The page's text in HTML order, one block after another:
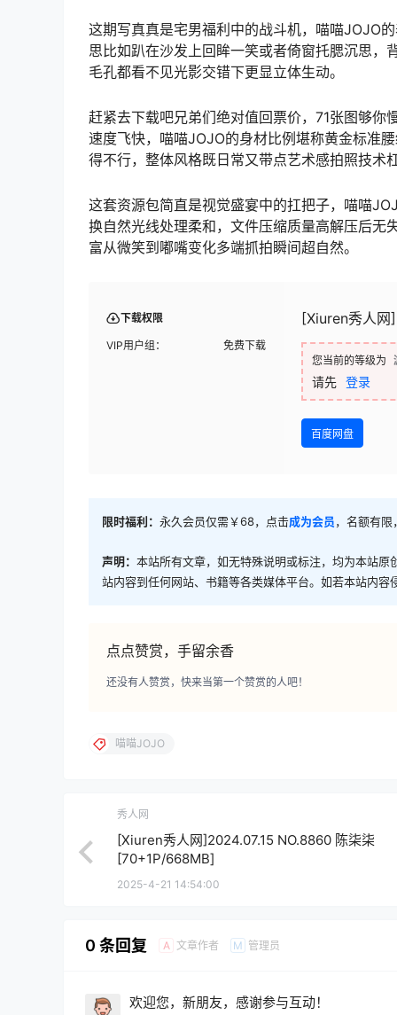
这期写真真是宅男福利中的战斗机，喵喵JOJO
思比如趴在沙发上回眸一笑或者倚窗托腮沉思，
毛孔都看不见光影交错下更显立体生动。
赶紧去下载吧兄弟们绝对值回票价，71张图够
速度飞快，喵喵JOJO的身材比例堪称黄金标准
得不行，整体风格既日常又带点艺术感拍照技术
这套资源包简直是视觉盛宴中的扛把子，喵喵
换自然光线处理柔和，文件压缩质量高解压后无
富从微笑到嘟嘴变化多端抓拍瞬间超自然。
下载权限
VIP用户组： 免费下载
[Xiuren秀人
您当前的等级为
请先 登录
百度网盘
限时福利： 永久会员仅需￥68，点击成为会员，名额有
声明： 本站所有文章，如无特殊说明或标注，均为本站
站内容到任何网站、书籍等各类媒体平台。如若本站内
点点赞赏，手留余香
还没有人赞赏，快来当第一个赞赏的人吧！
喵喵JOJO
秀人网
[Xiuren秀人网]2024.07.15 NO.8860 陈柒柒
[70+1P/668MB]
2025-4-21 14:54:00
0 条回复 A 文章作者 M 管理员
欢迎您，新朋友，感谢参与互动！